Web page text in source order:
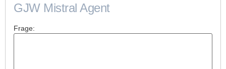
GJW Mistral Agent
Frage: